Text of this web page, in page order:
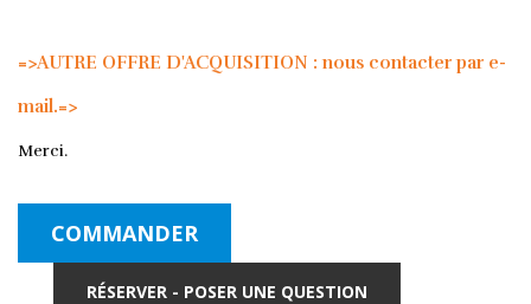
=>AUTRE OFFRE D'ACQUISITION : nous contacter par e-
mail.=>
Merci.
COMMANDER
RÉSERVER - POSER UNE QUESTION